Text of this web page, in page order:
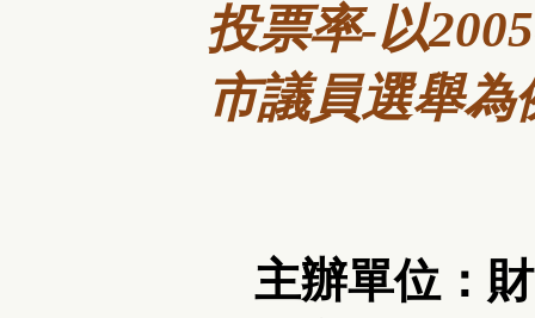
投票率-以
市議員選舉為
主辦單位：